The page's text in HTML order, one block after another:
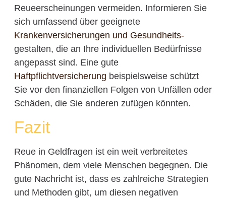
Reueerscheinungen vermeiden. Informieren Sie
sich umfassend über geeignete
Krankenversicherungen und Gesundheits-
gestalten, die an Ihre individuellen Bedürfnisse
angepasst sind. Eine gute
Haftpflichtversicherung beispielsweise schützt
Sie vor den finanziellen Folgen von Unfällen oder
Schäden, die Sie anderen zufügen könnten.
Fazit
Reue in Geldfragen ist ein weit verbreitetes
Phänomen, dem viele Menschen begegnen. Die
gute Nachricht ist, dass es zahlreiche Strategien
und Methoden gibt, um diesen negativen